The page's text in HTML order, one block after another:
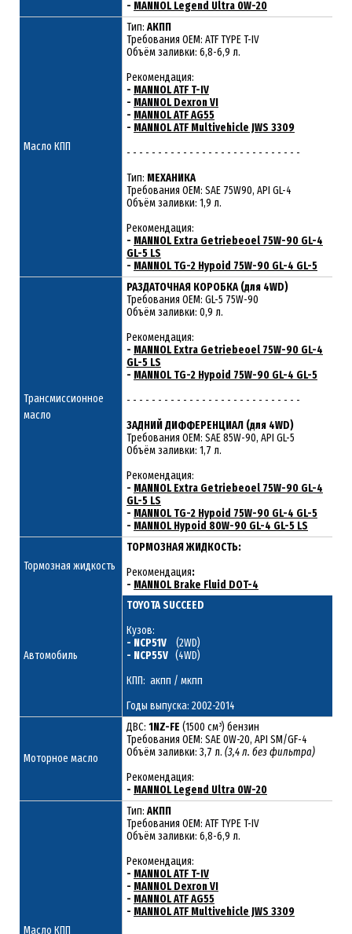
- MANNOL Legend Ultra 0W-20
Масло КПП
Тип: АКПП
Требования OEM: ATF TYPE T-IV
Объём заливки: 6,8-6,9 л.
Рекомендация:
- MANNOL ATF T-IV
- MANNOL Dexron VI
- MANNOL ATF AG55
- MANNOL ATF Multivehicle JWS 3309
- - - - - - - - - - - - - - - - - - - - - - - - - - - -
Тип: МЕХАНИКА
Требования OEM: SAE 75W90, API GL-4
Объём заливки: 1,9 л.
Рекомендация:
- MANNOL Extra Getriebeoel 75W-90 GL-4
GL-5 LS
- MANNOL TG-2 Hypoid 75W-90 GL-4 GL-5
Трансмиссионное
масло
РАЗДАТОЧНАЯ КОРОБКА (для 4WD)
Требования ОЕМ: GL-5 75W-90
Объём заливки: 0,9 л.
Рекомендация:
- MANNOL Extra Getriebeoel 75W-90 GL-4
GL-5 LS
- MANNOL TG-2 Hypoid 75W-90 GL-4 GL-5
- - - - - - - - - - - - - - - - - - - - - - - - - - - -
ЗАДНИЙ ДИФФЕРЕНЦИАЛ (для 4WD)
Требования ОЕМ: SAE 85W-90, API GL-5
Объём заливки: 1,7 л.
Рекомендация:
- MANNOL Extra Getriebeoel 75W-90 GL-4
GL-5 LS
- MANNOL TG-2 Hypoid 75W-90 GL-4 GL-5
- MANNOL Hypoid 80W-90 GL-4 GL-5 LS
Тормозная жидкость
ТОРМОЗНАЯ ЖИДКОСТЬ:
Рекомендация:
- MANNOL Brake Fluid DOT-4
Автомобиль
TOYOTA SUCCEED
Кузов:
- NCP51V (2WD)
- NCP55V (4WD)
КПП: акпп / мкпп
Годы выпуска: 2002-2014
Моторное масло
ДВС: 1NZ-FE (1500 см³) бензин
Требования ОЕМ: SAE 0W-20, API SM/GF-4
Объём заливки: 3,7 л. (3,4 л. без фильтра)
Рекомендация:
- MANNOL Legend Ultra 0W-20
Масло КПП
Тип: АКПП
Требования OEM: ATF TYPE T-IV
Объём заливки: 6,8-6,9 л.
Рекомендация:
- MANNOL ATF T-IV
- MANNOL Dexron VI
- MANNOL ATF AG55
- MANNOL ATF Multivehicle JWS 3309